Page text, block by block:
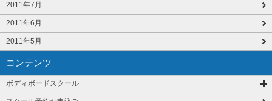
2011年7月
2011年6月
2011年5月
コンテンツ
ボディボードスクール